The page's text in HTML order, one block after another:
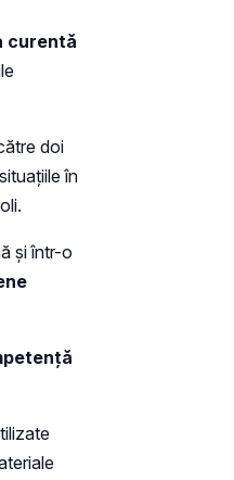
curentă
doi
în
și într-o